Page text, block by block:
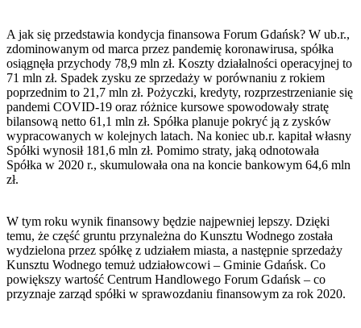
A jak się przedstawia kondycja finansowa Forum Gdańsk? W ub.r.,
zdominowanym od marca przez pandemię koronawirusa, spółka
osiągnęła przychody 78,9 mln zł. Koszty działalności operacyjnej to
71 mln zł. Spadek zysku ze sprzedaży w porównaniu z rokiem
poprzednim to 21,7 mln zł. Pożyczki, kredyty, rozprzestrzenianie się
pandemi COVID-19 oraz różnice kursowe spowodowały stratę
bilansową netto 61,1 mln zł. Spółka planuje pokryć ją z zysków
wypracowanych w kolejnych latach. Na koniec ub.r. kapitał własny
Spółki wynosił 181,6 mln zł. Pomimo straty, jaką odnotowała
Spółka w 2020 r., skumulowała ona na koncie bankowym 64,6 mln
zł.
W tym roku wynik finansowy będzie najpewniej lepszy. Dzięki
temu, że część gruntu przynależna do Kunsztu Wodnego została
wydzielona przez spółkę z udziałem miasta, a następnie sprzedaży
Kunsztu Wodnego temuż udziałowcowi – Gminie Gdańsk. Co
powiększy wartość Centrum Handlowego Forum Gdańsk – co
przyznaje zarząd spółki w sprawozdaniu finansowym za rok 2020.